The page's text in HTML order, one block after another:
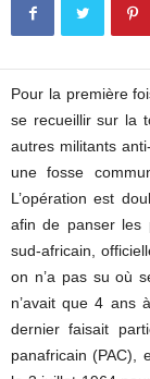
Pour la première
se recueillir sur la
autres militants
une fosse
L’opération est
afin de panser les
sud-africain,
on n’a pas su où
n’avait que 4 ans
dernier faisait
panafricain (PAC),